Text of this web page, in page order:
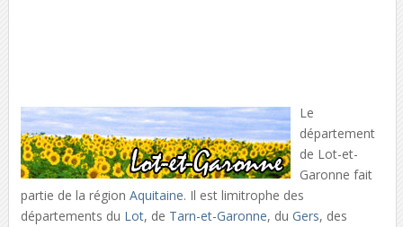
Le
département
de Lot-et-
Garonne fait
partie de la région Aquitaine. Il est limitrophe des
départements du Lot, de Tarn-et-Garonne, du Gers, des